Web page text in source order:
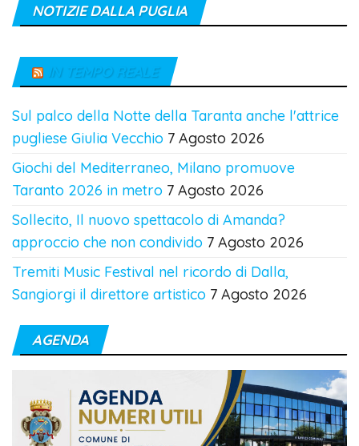
NOTIZIE DALLA PUGLIA
IN TEMPO REALE
Sul palco della Notte della Taranta anche l'attrice
pugliese Giulia Vecchio 7 Agosto 2026
Giochi del Mediterraneo, Milano promuove
Taranto 2026 in metro 7 Agosto 2026
Sollecito, Il nuovo spettacolo di Amanda?
approccio che non condivido 7 Agosto 2026
Tremiti Music Festival nel ricordo di Dalla,
Sangiorgi il direttore artistico 7 Agosto 2026
AGENDA